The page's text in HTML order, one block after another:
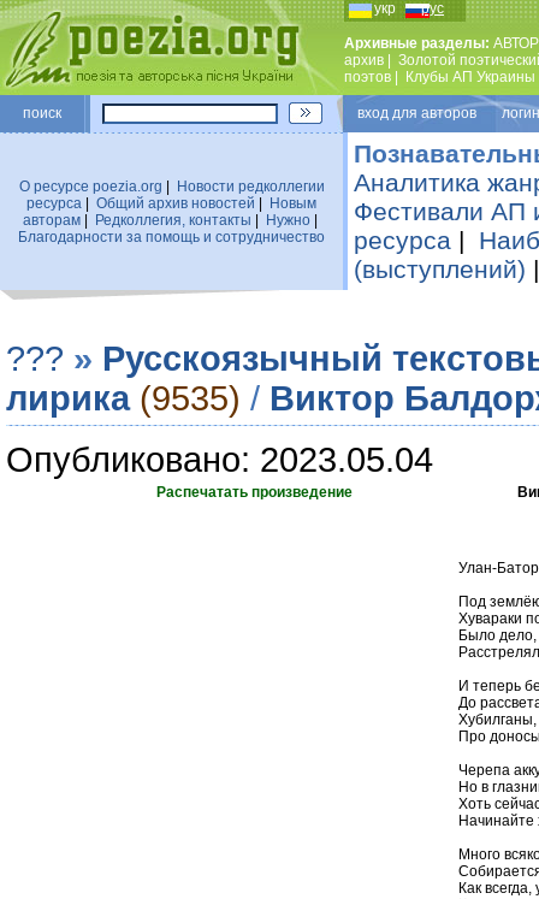
укр рус
Архивные разделы:
архив
Золотой
поэтов
Клубы АП Украины
поиск вход для авторов
О ресурсе poezia.org
Новости редколлегии
ресурса
Общий архив новостей
Новым
авторам| Редколлегия, контакты Нужно|
Благодарности за помощь и сотрудничество
Аналитика
Фестивали АП
ресурса |
(выступлений)
??? » Русскоязычный
лирика (9535) / Виктор
Опубликовано: 2023.05.04
Распечатать произведение
Улан-
Под
Хувараки
Было дело,
И теперь
До
Хубилганы,
Про
Черепа
Но в
Хоть
Начинайте
Много
Как